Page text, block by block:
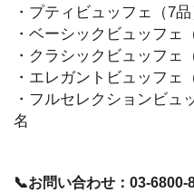
・プティビュッフェ（7
・ベーシックビュッフェ
・クラシックビュッフェ
・エレガントビュッフェ
・フルセレクションビュ
名
📞お問い合わせ：03-6800-